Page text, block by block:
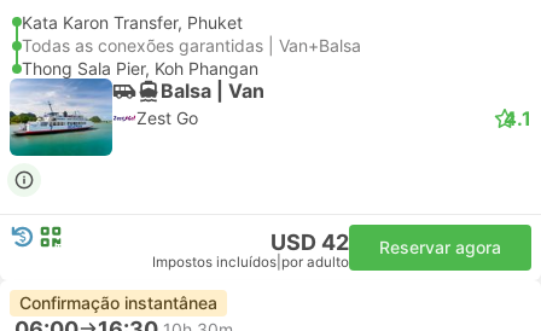
Kata Karon Transfer, Phuket
Todas as conexões garantidas | Van+Balsa
Thong Sala Pier, Koh Phangan
Balsa | Van
Zest Go 4.1
USD 42
Impostos incluídos por adulto
Reservar agora
Confirmação instantânea